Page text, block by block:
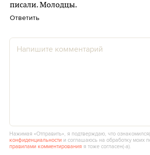
писали. Молодцы.
Ответить
Нажимая «Отправить», я подтверждаю, что
конфиденциальности и соглашаюсь на обработку моих
правилами комментирования я тоже согласен(‑а).